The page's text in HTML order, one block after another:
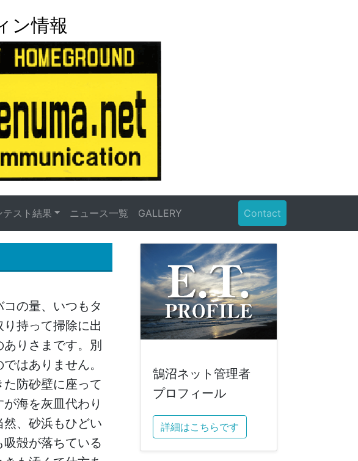
ン情報
テスト結果 ニュース一覧 GALLERY Contact
の量、いつもタ
持って掃除に出
りさまです。別
はありません。
防砂壁に座って
海を灰皿代わり
、砂浜もひどい
殻が落ちている
鵠沼ネット管理者
プロフィール
詳細はこちらです